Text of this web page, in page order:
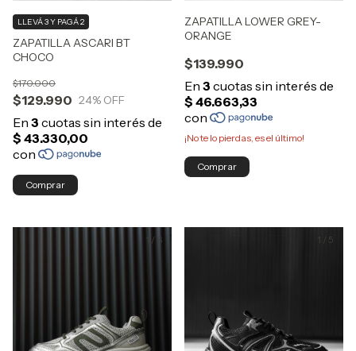
ZAPATILLA ASCARI BT
CHOCO
$129.990
$170.000
24% OFF
LLEVÁ 3 Y PAGÁ 2
Comprar
ZAPATILLA LOWER GREY-
ORANGE
$139.990
¡No te lo pierdas, es el último!
Comprar
/ 6 1 / 5